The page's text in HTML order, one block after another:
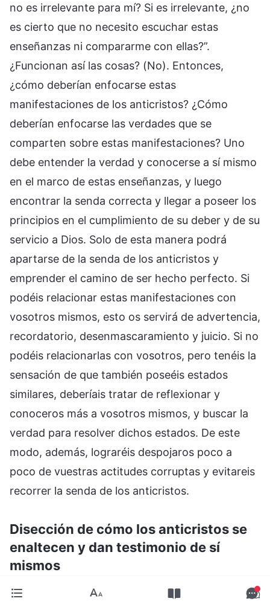
no es irrelevante para mí? Si es irrelevante, ¿no
es cierto que no necesito escuchar estas
enseñanzas ni compararme con ellas?”.
¿Funcionan así las cosas? (No). Entonces,
¿cómo deberían enfocarse estas
manifestaciones de los anticristos? ¿Cómo
deberían enfocarse las verdades que se
comparten sobre estas manifestaciones? Uno
debe entender la verdad y conocerse a sí mismo
en el marco de estas enseñanzas, y luego
encontrar la senda correcta y llegar a poseer los
principios en el cumplimiento de su deber y de su
servicio a Dios. Solo de esta manera podrá
apartarse de la senda de los anticristos y
emprender el camino de ser hecho perfecto. Si
podéis relacionar estas manifestaciones con
vosotros mismos, esto os servirá de advertencia,
recordatorio, desenmascaramiento y juicio. Si no
podéis relacionarlas con vosotros, pero tenéis la
sensación de que también poseéis estados
similares, deberíais tratar de reflexionar y
conoceros más a vosotros mismos, y buscar la
verdad para resolver dichos estados. De este
modo, además, lograréis despojaros poco a
poco de vuestras actitudes corruptas y evitareis
recorrer la senda de los anticristos.
Disección de cómo los anticristos se
enaltecen y dan testimonio de sí
mismos
La enseñanza de hoy versa sobre el cuarto